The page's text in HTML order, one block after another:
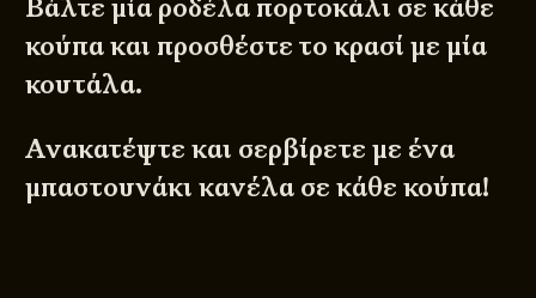
Βάλτε μία ροδέλα πορτοκάλι σε κάθε
κούπα και προσθέστε το κρασί με μία
κουτάλα.
Ανακατέψτε και σερβίρετε με ένα
μπαστουνάκι κανέλα σε κάθε κούπα!